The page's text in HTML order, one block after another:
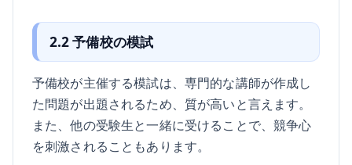
2.2 予備校の模試
予備校が主催する模試は、専門的な講師が作成し
た問題が出題されるため、質が高いと言えます。
また、他の受験生と一緒に受けることで、競争心
を刺激されることもあります。